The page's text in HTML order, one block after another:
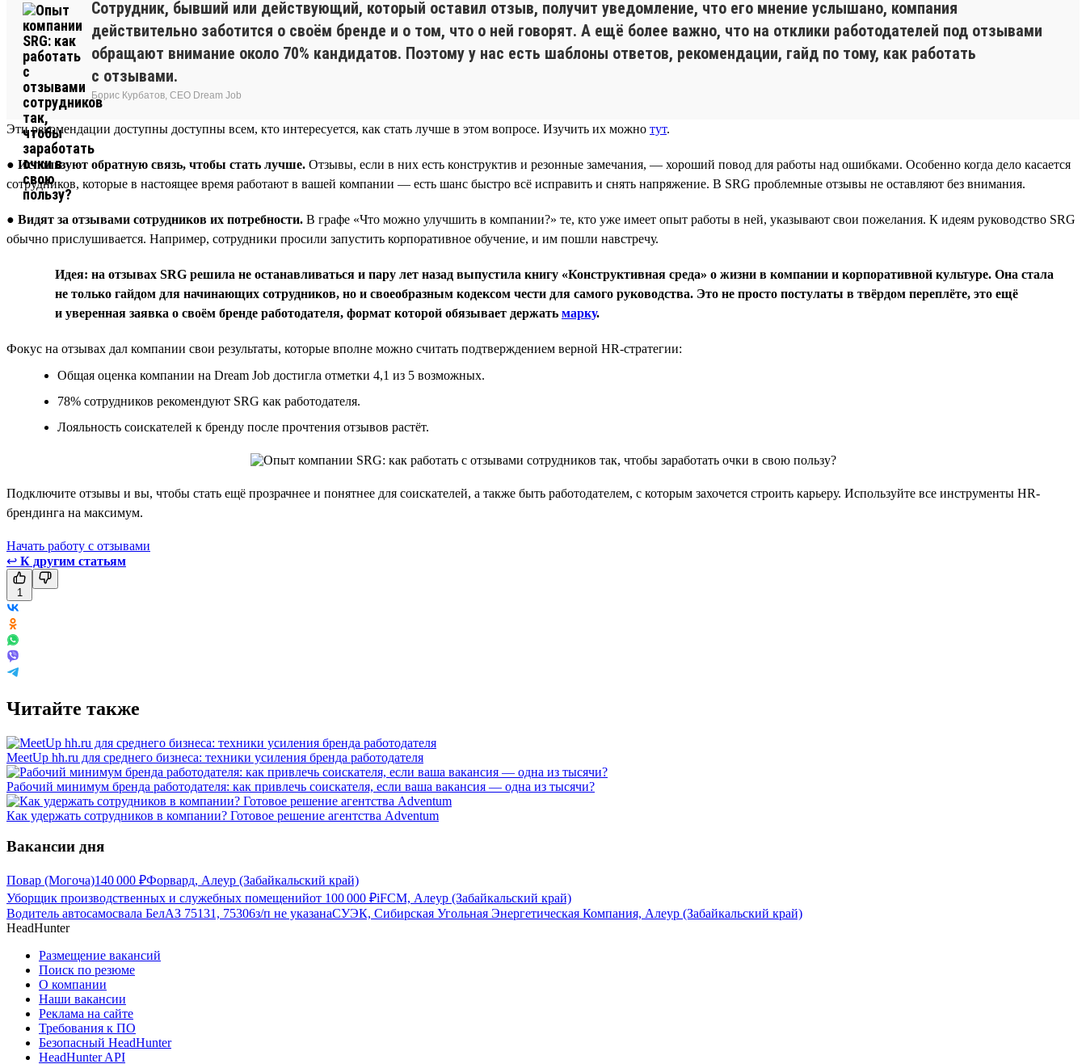
Сотрудник, бывший или действующий, который оставил отзыв, получит уведомление, что его мнение услышано, компания
действительно заботится о своём бренде и о том, что о ней говорят. А ещё более важно, что на отклики работодателей под отзывами
обращают внимание около 70% кандидатов. Поэтому у нас есть шаблоны ответов, рекомендации, гайд по тому, как работать
с отзывами.
Борис Курбатов, CEO Dream Job
Эти рекомендации доступны доступны всем, кто интересуется, как стать лучше в этом вопросе. Изучить их можно тут.
● Используют обратную связь, чтобы стать лучше. Отзывы, если в них есть конструктив и резонные замечания, — хороший повод для работы над ошибками. Особенно когда дело касается
сотрудников, которые в настоящее время работают в вашей компании — есть шанс быстро всё исправить и снять напряжение. В SRG проблемные отзывы не оставляют без внимания.
● Видят за отзывами сотрудников их потребности. В графе «Что можно улучшить в компании?» те, кто уже имеет опыт работы в ней, указывают свои пожелания. К идеям руководство SRG
обычно прислушивается. Например, сотрудники просили запустить корпоративное обучение, и им пошли навстречу.
Идея: на отзывах SRG решила не останавливаться и пару лет назад выпустила книгу «Конструктивная среда» о жизни в компании и корпоративной культуре. Она стала
не только гайдом для начинающих сотрудников, но и своеобразным кодексом чести для самого руководства. Это не просто постулаты в твёрдом переплёте, это ещё
и уверенная заявка о своём бренде работодателя, формат которой обязывает держать марку.
Фокус на отзывах дал компании свои результаты, которые вполне можно считать подтверждением верной HR-стратегии:
Общая оценка компании на Dream Job достигла отметки 4,1 из 5 возможных.
78% сотрудников рекомендуют SRG как работодателя.
Лояльность соискателей к бренду после прочтения отзывов растёт.
Подключите отзывы и вы, чтобы стать ещё прозрачнее и понятнее для соискателей, а также быть работодателем, с которым захочется строить карьеру. Используйте все инструменты HR-
брендинга на максимум.
Начать работу с отзывами
↩ К другим статьям
1
Читайте также
MeetUp hh.ru для среднего бизнеса: техники усиления бренда работодателя
Рабочий минимум бренда работодателя: как привлечь соискателя, если ваша вакансия — одна из тысячи?
Как удержать сотрудников в компании? Готовое решение агентства Adventum
Вакансии дня
Повар (Могоча)140 000 ₽Форвард, Алеур (Забайкальский край)
Уборщик производственных и служебных помещенийот 100 000 ₽iFCM, Алеур (Забайкальский край)
Водитель автосамосвала БелАЗ 75131, 75306з/п не указанаСУЭК, Сибирская Угольная Энергетическая Компания, Алеур (Забайкальский край)
HeadHunter
Размещение вакансий
Поиск по резюме
О компании
Наши вакансии
Реклама на сайте
Требования к ПО
Безопасный HeadHunter
HeadHunter API